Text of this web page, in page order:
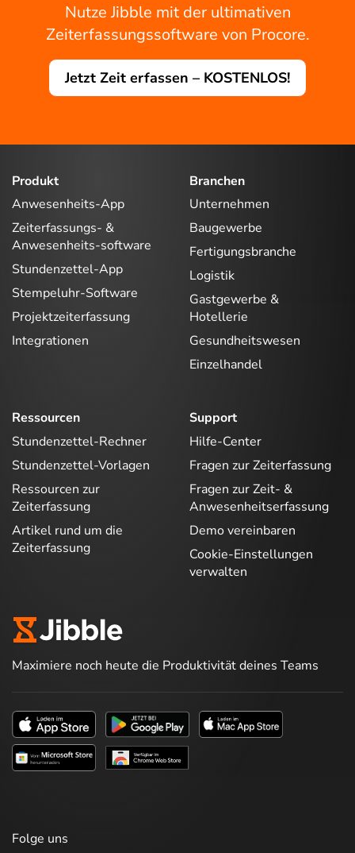
Nutze Jibble mit der ultimativen
Zeiterfassungssoftware von Procore.
Jetzt Zeit erfassen – KOSTENLOS!
Produkt
Anwesenheits-App
Zeiterfassungs- &
Anwesenheits-software
Stundenzettel-App
Stempeluhr-Software
Projektzeiterfassung
Integrationen
Branchen
Unternehmen
Baugewerbe
Fertigungsbranche
Logistik
Gastgewerbe &
Hotellerie
Gesundheitswesen
Einzelhandel
Ressourcen
Stundenzettel-Rechner
Stundenzettel-Vorlagen
Ressourcen zur
Zeiterfassung
Artikel rund um die
Zeiterfassung
Support
Hilfe-Center
Fragen zur Zeiterfassung
Fragen zur Zeit- &
Anwesenheitserfassung
Demo vereinbaren
Cookie-Einstellungen
verwalten
Maximiere noch heute die Produktivität deines Teams
Folge uns